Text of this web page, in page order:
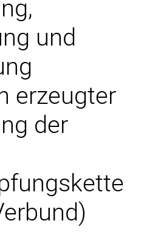
und
erzeugter
der